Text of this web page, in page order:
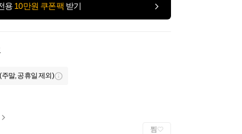
용 10만원 쿠폰팩 받기
말, 공휴일 제외)
찜